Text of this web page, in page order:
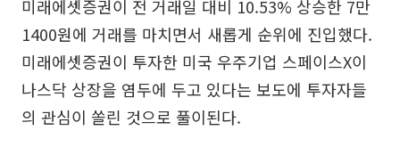
미래에셋증권이 전 거래일 대비 10.53% 상승한 7만
1400원에 거래를 마치면서 새롭게 순위에 진입했다.
미래에셋증권이 투자한 미국 우주기업 스페이스X이
나스닥 상장을 염두에 두고 있다는 보도에 투자자들
의 관심이 쏠린 것으로 풀이된다.